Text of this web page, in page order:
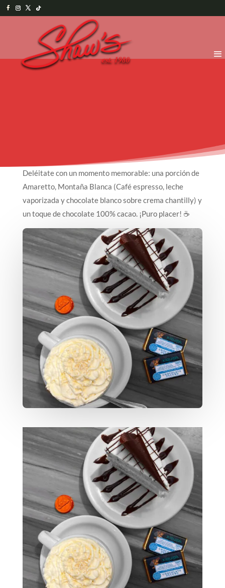
Deléitate con un momento memorable: una porción de
Amaretto, Montaña Blanca (Café espresso, leche
vaporizada y chocolate blanco sobre crema chantilly) y
un toque de chocolate 100% cacao. ¡Puro placer! ☕️